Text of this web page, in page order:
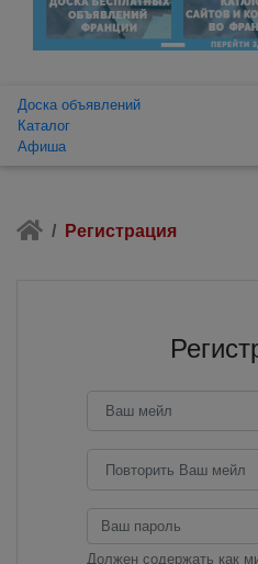
Доска объявлений
Каталог
Афиша
Регистрация
Должен содержать как